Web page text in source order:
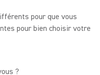
pour que vous
pour bien choisir votre
?